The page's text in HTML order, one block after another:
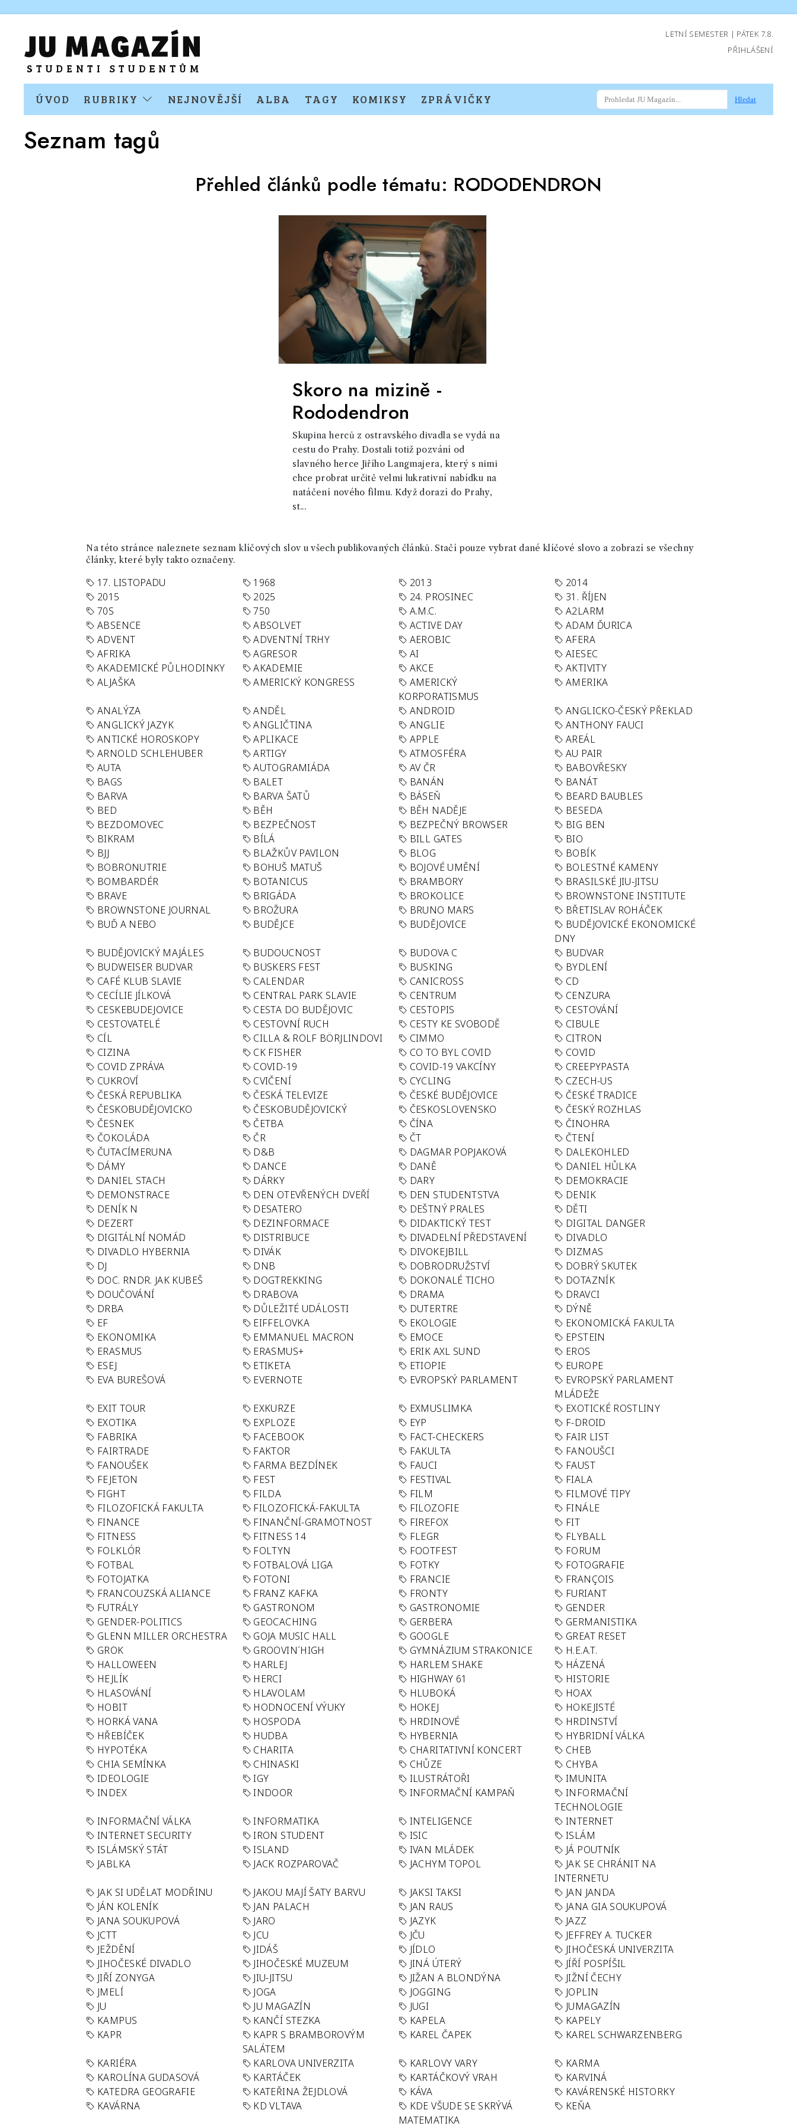
LETNÍ SEMESTER | PÁTEK 7.8.
PŘIHLÁŠENÍ
ÚVOD RUBRIKY NEJNOVĚJŠÍ ALBA TAGY KOMIKSY ZPRÁVIČKY Hledat
Seznam tagů
Přehled článků podle tématu: RODODENDRON
Skoro na mizině -
Rododendron
Skupina herců z ostravského divadla se vydá na
cestu do Prahy. Dostali totiž pozvání od
slavného herce Jiřího Langmajera, který s nimi
chce probrat určitě velmi lukrativní nabídku na
natáčení nového filmu. Když dorazí do Prahy,
st...
Na této stránce naleznete seznam klíčových slov u všech publikovaných článků. Stačí pouze vybrat dané klíčové slovo a zobrazí se všechny
články, které byly takto označeny.
17. LISTOPADU 1968 2013
2014
2015
2025 24. PROSINEC
31. ŘÍJEN
70S
750 A.M.C.
A2LARM
ABSENCE
ABSOLVET ACTIVE DAY
ADAM ĎURICA
ADVENT
ADVENTNÍ TRHY AEROBIC
AFERA
AFRIKA
AGRESOR AI
AIESEC
AKADEMICKÉ PŮLHODINKY
AKADEMIE AKCE
AKTIVITY
ALJAŠKA
AMERICKÝ KONGRESS
AMERICKÝ
KORPORATISMUS
AMERIKA
ANALÝZA ANDĚL ANDROID
ANGLICKO-ČESKÝ PŘEKLAD
ANGLICKÝ JAZYK
ANGLIČTINA ANGLIE
ANTHONY FAUCI
ANTICKÉ HOROSKOPY
APLIKACE APPLE
AREÁL
ARNOLD SCHLEHUBER
ARTIGY ATMOSFÉRA
AU PAIR
AUTA
AUTOGRAMIÁDA AV ČR
BABOVŘESKY
BAGS
BALET BANÁN
BANÁT
BARVA
BARVA ŠATŮ BÁSEŇ
BEARD BAUBLES
BED
BĚH BĚH NADĚJE
BESEDA
BEZDOMOVEC
BEZPEČNOST BEZPEČNÝ BROWSER
BIG BEN
BIKRAM
BÍLÁ BILL GATES
BIO
BJJ
BLAŽKŮV PAVILON BLOG
BOBÍK
BOBRONUTRIE
BOHUŠ MATUŠ BOJOVÉ UMĚNÍ
BOLESTNÉ KAMENY
BOMBARDÉR
BOTANICUS BRAMBORY
BRASILSKÉ JIU-JITSU
BRAVE
BRIGÁDA BROKOLICE
BROWNSTONE INSTITUTE
BROWNSTONE JOURNAL
BROŽURA BRUNO MARS
BŘETISLAV ROHÁČEK
BUĎ A NEBO
BUDĚJCE BUDĚJOVICE
BUDĚJOVICKÉ EKONOMICKÉ
DNY
BUDĚJOVICKÝ MAJÁLES
BUDOUCNOST BUDOVA C
BUDVAR
BUDWEISER BUDVAR
BUSKERS FEST BUSKING
BYDLENÍ
CAFÉ KLUB SLAVIE
CALENDAR CANICROSS
CD
CECÍLIE JÍLKOVÁ
CENTRAL PARK SLAVIE CENTRUM
CENZURA
CESKEBUDEJOVICE
CESTA DO BUDĚJOVIC CESTOPIS
CESTOVÁNÍ
CESTOVATELÉ
CESTOVNÍ RUCH CESTY KE SVOBODĚ
CIBULE
CÍL
CILLA & ROLF BÖRJLINDOVI CIMMO
CITRON
CIZINA
CK FISHER CO TO BYL COVID
COVID
COVID ZPRÁVA
COVID-19 COVID-19 VAKCÍNY
CREEPYPASTA
CUKROVÍ
CVIČENÍ CYCLING
CZECH-US
ČESKÁ REPUBLIKA
ČESKÁ TELEVIZE ČESKÉ BUDĚJOVICE
ČESKÉ TRADICE
ČESKOBUDĚJOVICKO
ČESKOBUDĚJOVICKÝ ČESKOSLOVENSKO
ČESKÝ ROZHLAS
ČESNEK
ČETBA ČÍNA
ČINOHRA
ČOKOLÁDA
ČR ČT
ČTENÍ
ČUTACÍMERUNA
D&B DAGMAR POPJAKOVÁ
DALEKOHLED
DÁMY
DANCE DANĚ
DANIEL HŮLKA
DANIEL STACH
DÁRKY DARY
DEMOKRACIE
DEMONSTRACE
DEN OTEVŘENÝCH DVEŘÍ DEN STUDENTSTVA
DENIK
DENÍK N
DESATERO DEŠTNÝ PRALES
DĚTI
DEZERT
DEZINFORMACE DIDAKTICKÝ TEST
DIGITAL DANGER
DIGITÁLNÍ NOMÁD
DISTRIBUCE DIVADELNÍ PŘEDSTAVENÍ
DIVADLO
DIVADLO HYBERNIA
DIVÁK DIVOKEJBILL
DIZMAS
DJ
DNB DOBRODRUŽSTVÍ
DOBRÝ SKUTEK
DOC. RNDR. JAK KUBEŠ
DOGTREKKING DOKONALÉ TICHO
DOTAZNÍK
DOUČOVÁNÍ
DRABOVA DRAMA
DRAVCI
DRBA
DŮLEŽITÉ UDÁLOSTI DUTERTRE
DÝNĚ
EF
EIFFELOVKA EKOLOGIE
EKONOMICKÁ FAKULTA
EKONOMIKA
EMMANUEL MACRON EMOCE
EPSTEIN
ERASMUS
ERASMUS+ ERIK AXL SUND
EROS
ESEJ
ETIKETA ETIOPIE
EUROPE
EVA BUREŠOVÁ
EVERNOTE EVROPSKÝ PARLAMENT
EVROPSKÝ PARLAMENT
MLÁDEŽE
EXIT TOUR
EXKURZE EXMUSLIMKA
EXOTICKÉ ROSTLINY
EXOTIKA
EXPLOZE EYP
F-DROID
FABRIKA
FACEBOOK FACT-CHECKERS
FAIR LIST
FAIRTRADE
FAKTOR FAKULTA
FANOUŠCI
FANOUŠEK
FARMA BEZDÍNEK FAUCI
FAUST
FEJETON
FEST FESTIVAL
FIALA
FIGHT
FILDA FILM
FILMOVÉ TIPY
FILOZOFICKÁ FAKULTA
FILOZOFICKÁ-FAKULTA FILOZOFIE
FINÁLE
FINANCE
FINANČNÍ-GRAMOTNOST FIREFOX
FIT
FITNESS
FITNESS 14 FLEGR
FLYBALL
FOLKLÓR
FOLTYN FOOTFEST
FORUM
FOTBAL
FOTBALOVÁ LIGA FOTKY
FOTOGRAFIE
FOTOJATKA
FOTONI FRANCIE
FRANÇOIS
FRANCOUZSKÁ ALIANCE
FRANZ KAFKA FRONTY
FURIANT
FUTRÁLY
GASTRONOM GASTRONOMIE
GENDER
GENDER-POLITICS
GEOCACHING GERBERA
GERMANISTIKA
GLENN MILLER ORCHESTRA
GOJA MUSIC HALL GOOGLE
GREAT RESET
GROK
GROOVIN´HIGH GYMNÁZIUM STRAKONICE
H.E.A.T.
HALLOWEEN
HARLEJ HARLEM SHAKE
HÁZENÁ
HEJLÍK
HERCI HIGHWAY 61
HISTORIE
HLASOVÁNÍ
HLAVOLAM HLUBOKÁ
HOAX
HOBIT
HODNOCENÍ VÝUKY HOKEJ
HOKEJISTÉ
HORKÁ VANA
HOSPODA HRDINOVÉ
HRDINSTVÍ
HŘEBÍČEK
HUDBA HYBERNIA
HYBRIDNÍ VÁLKA
HYPOTÉKA
CHARITA CHARITATIVNÍ KONCERT
CHEB
CHIA SEMÍNKA
CHINASKI CHŮZE
CHYBA
IDEOLOGIE
IGY ILUSTRÁTOŘI
IMUNITA
INDEX
INDOOR INFORMAČNÍ KAMPAŇ
INFORMAČNÍ
TECHNOLOGIE
INFORMAČNÍ VÁLKA
INFORMATIKA INTELIGENCE
INTERNET
INTERNET SECURITY
IRON STUDENT ISIC
ISLÁM
ISLÁMSKÝ STÁT
ISLAND IVAN MLÁDEK
JÁ POUTNÍK
JABLKA
JACK ROZPAROVAČ JACHYM TOPOL
JAK SE CHRÁNIT NA
INTERNETU
JAK SI UDĚLAT MODŘINU
JAKOU MAJÍ ŠATY BARVU JAKSI TAKSI
JAN JANDA
JÁN KOLENÍK
JAN PALACH JAN RAUS
JANA GIA SOUKUPOVÁ
JANA SOUKUPOVÁ
JARO JAZYK
JAZZ
JCTT
JCU JČU
JEFFREY A. TUCKER
JEŽDĚNÍ
JIDÁŠ JÍDLO
JIHOČESKÁ UNIVERZITA
JIHOČESKÉ DIVADLO
JIHOČESKÉ MUZEUM JINÁ ÚTERÝ
JÍŘÍ POSPÍŠIL
JIŘÍ ZONYGA
JIU-JITSU JIŽAN A BLONDÝNA
JIŽNÍ ČECHY
JMELÍ
JOGA JOGGING
JOPLIN
JU
JU MAGAZÍN JUGI
JUMAGAZÍN
KAMPUS
KANČÍ STEZKA KAPELA
KAPELY
KAPR
KAPR S BRAMBOROVÝM
SALÁTEM
KAREL ČAPEK KAREL SCHWARZENBERG
KARIÉRA KARLOVA UNIVERZITA KARLOVY VARY
KARMA
KAROLÍNA GUDASOVÁ
KARTÁČEK KARTÁČKOVÝ VRAH
KARVINÁ
KATEDRA GEOGRAFIE
KATEŘINA ŽEJDLOVÁ KÁVA
KAVÁRENSKÉ HISTORKY
KAVÁRNA
KD VLTAVA
KDE VŠUDE SE SKRÝVÁ
MATEMATIKA
KEŇA